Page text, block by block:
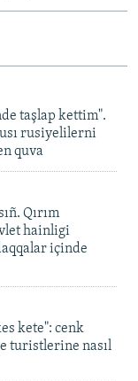
taşlap kettim".
rusiyelilerni
quva
Qırım
hainligi
içinde
kete": cenk
turistlerine nasıl